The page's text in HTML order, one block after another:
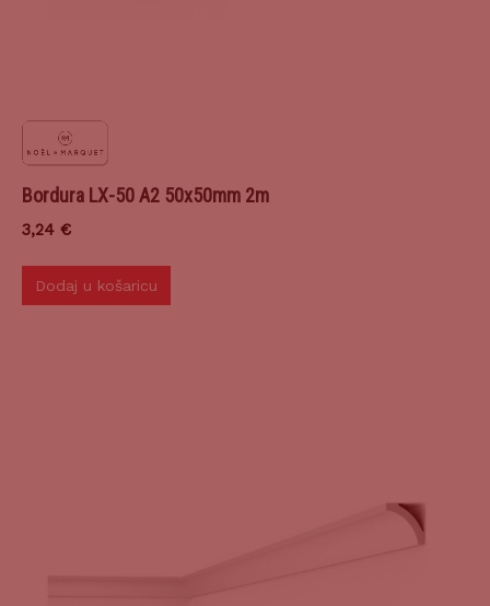
Bordura LX-50 A2 50x50mm 2m
3,24 €
Dodaj u košaricu